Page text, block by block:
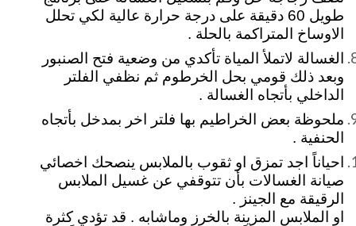
طويل 60 دقيقة على درجة حرارة عالية لكي تحلل
الاوساخ المتراكمة بالحلة .
الغسالة لاتملأ المياة تأكدي من وضعية فتح الصنبور
وبعد ذلك قومي بحل الخرطوم ثم نظفي الفلتر
الداخلي بأتجاه الغسالة .
ملحوظة بعض الخراطيم بها فلتر اخر بمدخل بأتجاه
الحنفية .
احياناً اجد تمزق او ثقوب بالملابس ينصحك اخصائي
صيانة الغسالات بأن تتوقفي عن غسيل الملابس
الرقيقة مع الجينز .
او الملابس المزينة بالخرز وماشابه . قد تؤدي كثرة